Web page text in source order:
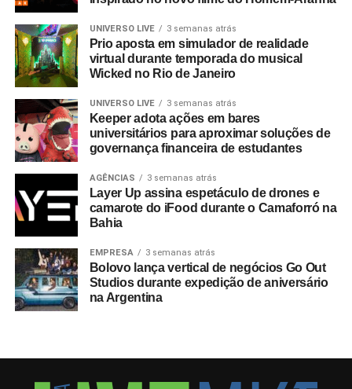
UNIVERSO LIVE 3 semanas atrás
Prio aposta em simulador de realidade
virtual durante temporada do musical
Wicked no Rio de Janeiro
UNIVERSO LIVE 3 semanas atrás
Keeper adota ações em bares
universitários para aproximar soluções de
governança financeira de estudantes
AGÊNCIAS 3 semanas atrás
Layer Up assina espetáculo de drones e
camarote do iFood durante o Camaforró na
Bahia
EMPRESA 3 semanas atrás
Bolovo lança vertical de negócios Go Out
Studios durante expedição de aniversário
na Argentina